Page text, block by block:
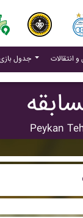
جدول بازی ها انتقالات
Peykan